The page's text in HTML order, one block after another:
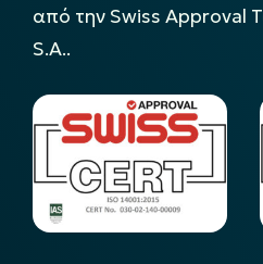
από την Swiss Approval
S.A..